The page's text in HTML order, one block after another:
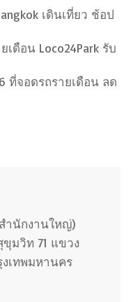
เดินเที่ยว ช้อป
ดือน Loco24Park รับ
ที่จอดรถรายเดือน ลด
ำนักงานใหญ่)
มวิท 71 แขวง
เทพมหานคร